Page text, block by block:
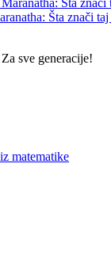
Šta znači
sve generacije!
matematike